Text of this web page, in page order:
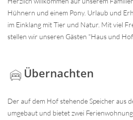
Hühnern und einem Pony. Urlaub und
im Einklang mit Tier und Natur. Mit viel
stellen wir unseren Gästen "Haus und
Übernachten
Der auf dem Hof stehende Speicher aus
umgebaut und bietet zwei